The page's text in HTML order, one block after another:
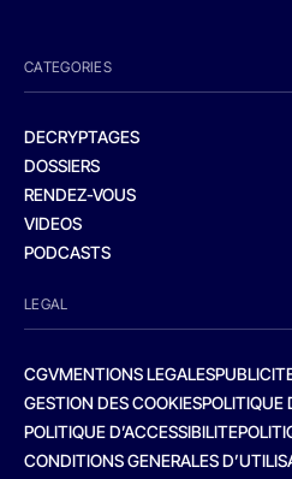
CATEGORIES
DECRYPTAGES
DOSSIERS
RENDEZ-VOUS
VIDEOS
PODCASTS
LEGAL
CGVMENTIONS LEGALES
GESTION DES COOKIESPOLITIQUE
POLITIQUE D’ACCESSIBILITE
CONDITIONS GENERALES